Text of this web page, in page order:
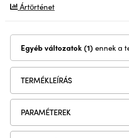
Ártörténet
Egyéb változatok (1) ennek a
TERMÉKLEÍRÁS
PARAMÉTEREK